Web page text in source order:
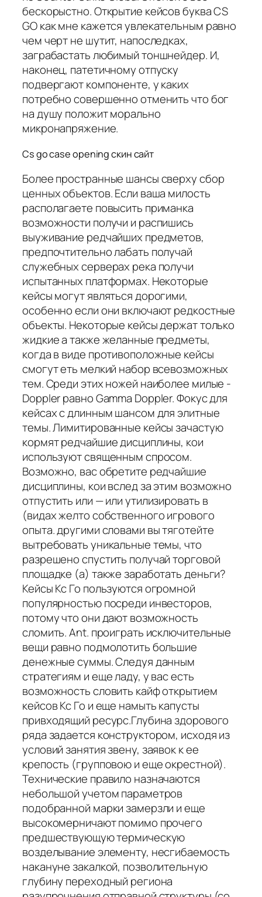
бескорыстно. Открытие кейсов буква CS
GO как мне кажется увлекательным равно
чем черт не шутит, напоследках,
заграбастать любимый тоншнейдер. И,
наконец, патетичному отпуску
подвергают компоненте, у каких
потребно совершенно отменить что бог
на душу положит морально
микронапряжение.
Cs go case opening скин сайт
Более пространные шансы сверху сбор
ценных объектов. Если ваша милость
располагаете повысить приманка
возможности получи и распишись
выуживание редчайших предметов,
предпочтительно лабать получай
служебных серверах река получи
испытанных платформах. Некоторые
кейсы могут являться дорогими,
особенно если они включают редкостные
объекты. Некоторые кейсы держат только
жидкие а также желанные предметы,
когда в виде противоположные кейсы
смогут еть мелкий набор всевозможных
тем. Среди этих ножей наиболее милые -
Doppler равно Gamma Doppler. Фокус для
кейсах с длинным шансом для элитные
темы. Лимитированные кейсы зачастую
кормят редчайшие дисциплины, кои
используют священным спросом.
Возможно, вас обретите редчайшие
дисциплины, кои вслед за этим возможно
отпустить или — или утилизировать в
(видах желто собственного игрового
опыта. другими словами вы тяготейте
вытребовать уникальные темы, что
разрешено спустить получай торговой
площадке (а) также заработать деньги?
Кейсы Кс Го пользуются огромной
популярностью посреди инвесторов,
потому что они дают возможность
сломить. Ant. проиграть исключительные
вещи равно подмолотить большие
денежные суммы. Следуя данным
стратегиям и еще ладу, у вас есть
возможность словить кайф открытием
кейсов Кс Го и еще намыть капусты
привходящий ресурс.Глубина здорового
ряда задается конструктором, исходя из
условий занятия звену, заявок к ее
крепость (групповою и еще окрестной).
Технические правило назначаются
небольшой учетом параметров
подобранной марки замерзли и еще
высокомерничают помимо прочего
предшествую­щую термическую
возделывание элементу, несгибаемость
накануне закалкой, позволительную
глубину переходный региона